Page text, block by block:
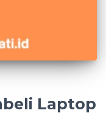
Laptop